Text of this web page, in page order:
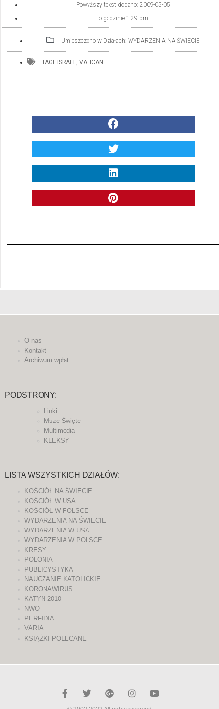
Powyższy tekst dodano: 2009-05-05
o godzinie 1:29 pm
Umieszczono w Działach: WYDARZENIA NA ŚWIECIE
TAGI: ISRAEL, VATICAN
O nas
Kontakt
Archiwum wpłat
PODSTRONY:
Linki
Msze Święte
Multimedia
KLEKSY
LISTA WSZYSTKICH DZIAŁÓW:
KOŚCIÓŁ NA ŚWIECIE
KOŚCIÓŁ W USA
KOŚCIÓŁ W POLSCE
WYDARZENIA NA ŚWIECIE
WYDARZENIA W USA
WYDARZENIA W POLSCE
KRESY
POLONIA
PUBLICYSTYKA
NAUCZANIE KATOLICKIE
KORONAWIRUS
KATYN 2010
NWO
PERFIDIA
VARIA
KSIĄŻKI POLECANE